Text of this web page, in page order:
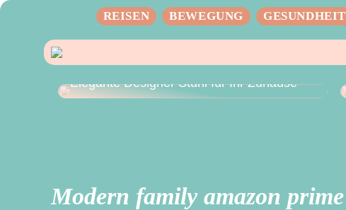
REISEN BEWEGUNG GESUNDHEIT
Elegante Designer Stuhl für Ihr Zuhause
Modern family amazon prime